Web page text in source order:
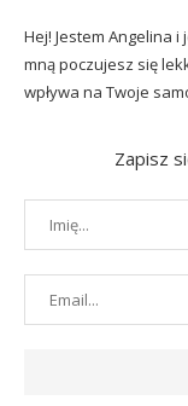
Hej! Jestem Angelina
mną poczujesz się
wpływa na Twoje
Zapisz